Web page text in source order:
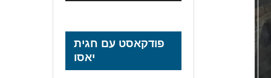
פודקאסט עם חגית
יאסו